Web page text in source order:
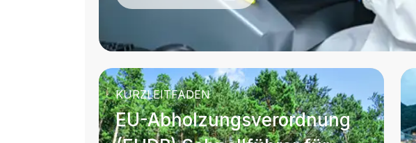
KURZLEITFADEN
EU-Abholzungsverordnung